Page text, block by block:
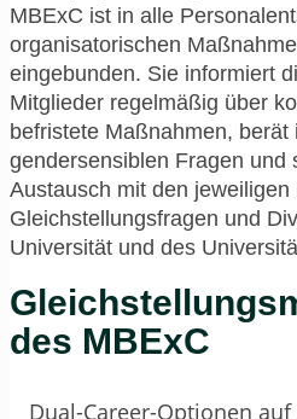
MBExC ist in alle
organisatorischen
eingebunden. Sie informiert
Mitglieder regelmäßig über
befristete Maßnahmen, berät
gendersensiblen Fragen und
Austausch mit den jeweiligen
Gleichstellungsfragen und
Universität und des
des MBExC
Dual-Career-Optionen